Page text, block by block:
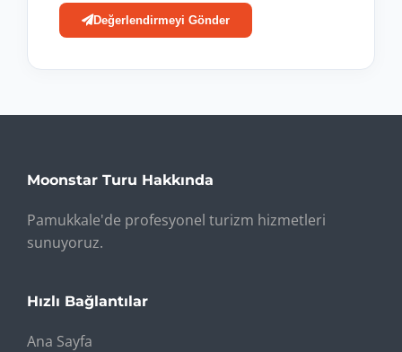
Değerlendirmeyi Gönder
Moonstar Turu Hakkında
Pamukkale'de profesyonel turizm hizmetleri
sunuyoruz.
Hızlı Bağlantılar
Ana Sayfa